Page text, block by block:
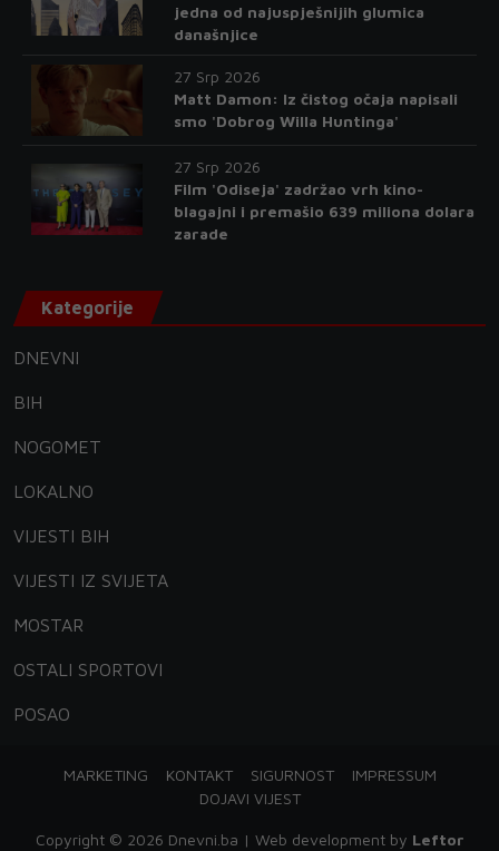
jedna od najuspješnijih glumica
današnjice
27 Srp 2026
Matt Damon: Iz čistog očaja napisali
smo 'Dobrog Willa Huntinga'
27 Srp 2026
Film 'Odiseja' zadržao vrh kino-
blagajni i premašio 639 miliona dolara
zarade
Kategorije
DNEVNI
BIH
NOGOMET
LOKALNO
VIJESTI BIH
VIJESTI IZ SVIJETA
MOSTAR
OSTALI SPORTOVI
POSAO
MARKETING KONTAKT SIGURNOST
IMPRESSUM
DOJAVI VIJEST
Copyright © 2026 Dnevni.ba | Web development by Leftor